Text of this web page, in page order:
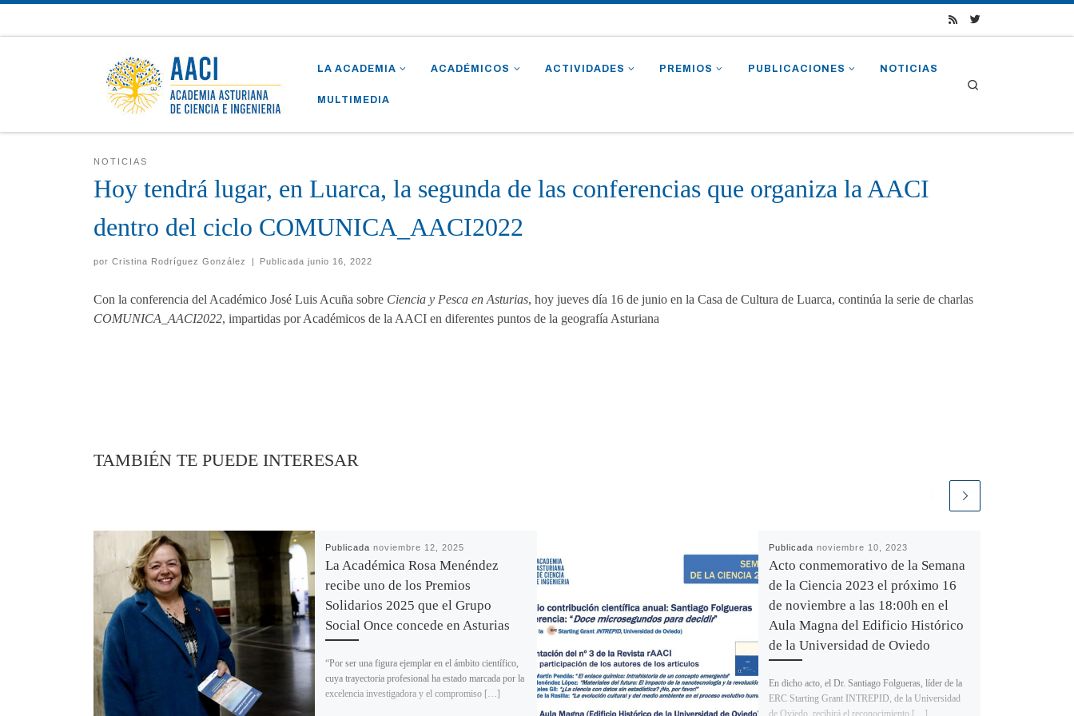
LA ACADEMIA ACADÉMICOS ACTIVIDADES PREMIOS PUBLICACIONES NOTICIAS
MULTIMEDIA
NOTICIAS
Hoy tendrá lugar, en Luarca, la segunda de las conferencias que organiza la AACI
dentro del ciclo COMUNICA_AACI2022
por Cristina Rodríguez González | Publicadajunio 16, 2022
Con la conferencia del Académico José Luis Acuña sobre Ciencia y Pesca en Asturias, hoy jueves día 16 de junio en la Casa de Cultura de Luarca, continúa la serie de charlas
COMUNICA_AACI2022, impartidas por Académicos de la AACI en diferentes puntos de la geografía Asturiana
TAMBIÉN TE PUEDE INTERESAR
Publicada noviembre 12, 2025
La Académica Rosa Menéndez
recibe uno de los Premios
Solidarios 2025 que el Grupo
Social Once concede en Asturias
“Por ser una figura ejemplar en el ámbito científico,
cuya trayectoria profesional ha estado marcada por la
excelencia investigadora y el compromiso […]
Publicada noviembre 10, 2023
Acto conmemorativo de la Semana
de la Ciencia 2023 el próximo 16
de noviembre a las 18:00h en el
Aula Magna del Edificio Histórico
de la Universidad de Oviedo
En dicho acto, el Dr. Santiago Folgueras, líder de la
ERC Starting Grant INTREPID, de la Universidad
de Oviedo, recibirá el reconocimiento […]